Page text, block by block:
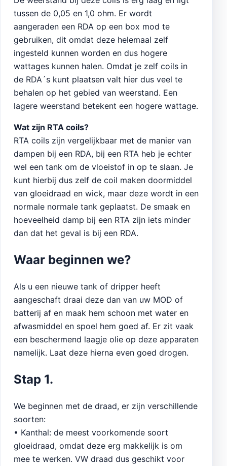
tussen de 0,05 en 1,0 ohm. Er wordt
aangeraden een RDA op een box mod te
gebruiken, dit omdat deze helemaal zelf
ingesteld kunnen worden en dus hogere
wattages kunnen halen. Omdat je zelf coils in
de RDA´s kunt plaatsen valt hier dus veel te
behalen op het gebied van weerstand. Een
lagere weerstand betekent een hogere wattage.
Wat zijn RTA coils?
RTA coils zijn vergelijkbaar met de manier van
dampen bij een RDA, bij een RTA heb je echter
wel een tank om de vloeistof in op te slaan. Je
kunt hierbij dus zelf de coil maken doormiddel
van gloeidraad en wick, maar deze wordt in een
normale normale tank geplaatst. De smaak en
hoeveelheid damp bij een RTA zijn iets minder
dan dat het geval is bij een RDA.
Waar beginnen we?
Als u een nieuwe tank of dripper heeft
aangeschaft draai deze dan van uw MOD of
batterij af en maak hem schoon met water en
afwasmiddel en spoel hem goed af. Er zit vaak
een beschermend laagje olie op deze apparaten
namelijk. Laat deze hierna even goed drogen.
Stap 1.
We beginnen met de draad, er zijn verschillende
soorten:
• Kanthal: de meest voorkomende soort
gloeidraad, omdat deze erg makkelijk is om
mee te werken. VW draad dus geschikt voor